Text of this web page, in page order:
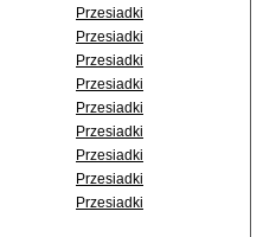
Przesiadki
Przesiadki
Przesiadki
Przesiadki
Przesiadki
Przesiadki
Przesiadki
Przesiadki
Przesiadki